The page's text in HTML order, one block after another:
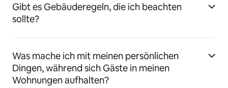
Gibt es Gebäuderegeln, die ich beachten
sollte?
Was mache ich mit meinen persönlichen
Dingen, während sich Gäste in meinen
Wohnungen aufhalten?